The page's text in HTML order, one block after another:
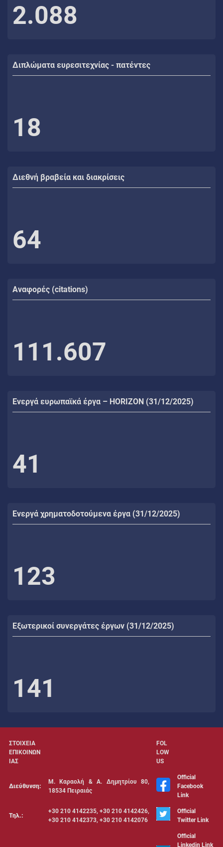
2.088
Διπλώματα ευρεσιτεχνίας - πατέντες
18
Διεθνή βραβεία και διακρίσεις
64
Αναφορές (citations)
111.607
Ενεργά ευρωπαϊκά έργα – HORIZON (31/12/2025)
41
Ενεργά χρηματοδοτούμενα έργα (31/12/2025)
123
Εξωτερικοί συνεργάτες έργων (31/12/2025)
141
ΣΤΟΙΧΕΙΑ
ΕΠΙΚΟΙΝΩΝ
ΙΑΣ
FOL
LOW
US
Διεύθυνση:
Μ. Καραολή & Α. Δημητρίου 80,
18534 Πειραιάς
Official
Facebook
Link
Τηλ.:
+30 210 4142235, +30 210 4142426,
+30 210 4142373, +30 210 4142076
Official
Twitter Link
Official
Linkedin Link